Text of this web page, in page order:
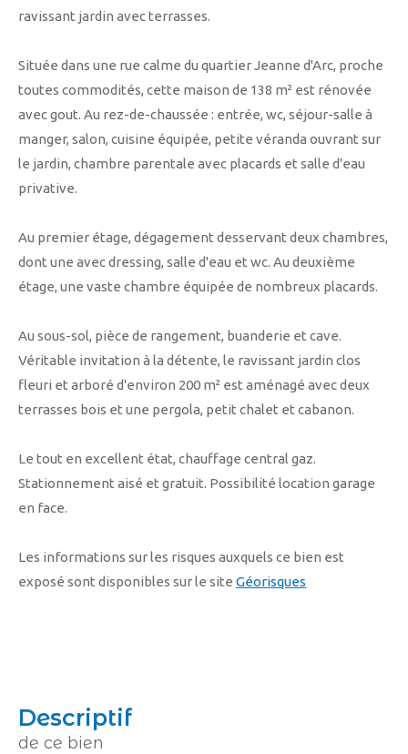
ravissant jardin avec terrasses.
Située dans une rue calme du quartier Jeanne d'Arc, proche
toutes commodités, cette maison de 138 m² est rénovée
avec gout. Au rez-de-chaussée : entrée, wc, séjour-salle à
manger, salon, cuisine équipée, petite véranda ouvrant sur
le jardin, chambre parentale avec placards et salle d'eau
privative.
Au premier étage, dégagement desservant deux chambres,
dont une avec dressing, salle d'eau et wc. Au deuxième
étage, une vaste chambre équipée de nombreux placards.
Au sous-sol, pièce de rangement, buanderie et cave.
Véritable invitation à la détente, le ravissant jardin clos
fleuri et arboré d'environ 200 m² est aménagé avec deux
terrasses bois et une pergola, petit chalet et cabanon.
Le tout en excellent état, chauffage central gaz.
Stationnement aisé et gratuit. Possibilité location garage
en face.
Les informations sur les risques auxquels ce bien est
exposé sont disponibles sur le site Géorisques
descriptif
de ce bien